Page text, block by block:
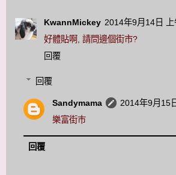
KwannMickey 2014年9月14日
好體貼啊, 請問邊個街市?
回覆
回覆
Sandymama
2014年9月15
樂富街巿
回覆